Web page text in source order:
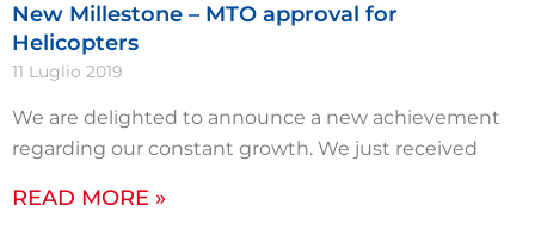
New Millestone – MTO approval for
Helicopters
11 Luglio 2019
We are delighted to announce a new achievement
regarding our constant growth. We just received
READ MORE »